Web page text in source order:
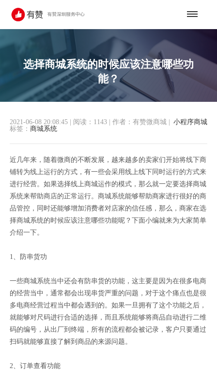
选择商城系统的时候应该注意哪些功
能？
小程序商城
2021-06-08 20:08:45 阅读：1143 作者：有赞微商城
标签： 商城系统
近几年来，随着微商的不断发展，越来越多的卖家们开始将线下商
铺转为线上运行的方式，有一些会采用线上线下同时运行的方式来
进行经营。如果选择线上商城运作的模式，那么就一定要选择商城
系统来帮助商店的正常运行。商城系统能够帮助商家进行很好的商
品管控，同时还能够增加消费者对店家的信任感，那么，商家在选
择商城系统的时候应该注意哪些功能呢？下面小编就来为大家简单
介绍一下。
1、防串货功
一些商城系统当中还会有防串货的功能，这主要是因为在很多电商
的经营当中，通常都会出现串货严重的问题，对于这个痛点也是很
多电商经营过程当中都会遇到的。如果一旦拥有了这个功能之后，
就能够对尺码进行合适的选择，而且系统能够将商品自动进行二维
码的编号，从出厂到终端，所有的流程都会被记录，客户只要通过
扫码就能够直接了解到商品的来源问题。
2、订单查看功能